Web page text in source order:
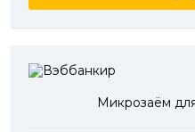
Микрозаём